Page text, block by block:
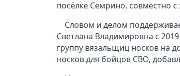
посёлке Семрино, совместно
Словом и делом
Светлана Владимировна с
группу вязальщиц носков на
носков для бойцов СВО,